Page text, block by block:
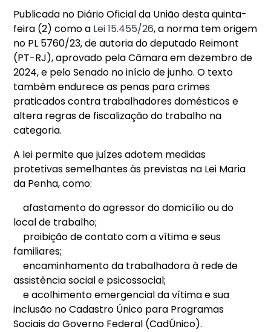
Publicada no Diário Oficial da União desta quinta-
feira (2) como a Lei 15.455/26, a norma tem origem
no PL 5760/23, de autoria do deputado Reimont
(PT-RJ), aprovado pela Câmara em dezembro de
2024, e pelo Senado no início de junho. O texto
também endurece as penas para crimes
praticados contra trabalhadores domésticos e
altera regras de fiscalização do trabalho na
categoria.
A lei permite que juízes adotem medidas
protetivas semelhantes às previstas na Lei Maria
da Penha, como:
afastamento do agressor do domicílio ou do
local de trabalho;
proibição de contato com a vítima e seus
familiares;
encaminhamento da trabalhadora à rede de
assistência social e psicossocial;
e acolhimento emergencial da vítima e sua
inclusão no Cadastro Único para Programas
Sociais do Governo Federal (CadÚnico).